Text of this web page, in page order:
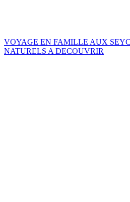
VOYAGE EN FAMILLE AUX
NATURELS A DECOUVRIR